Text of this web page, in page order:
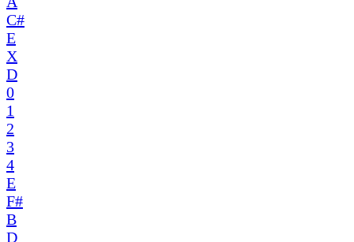
C#
E
X
D
0
1
2
3
4
E
F#
B
D